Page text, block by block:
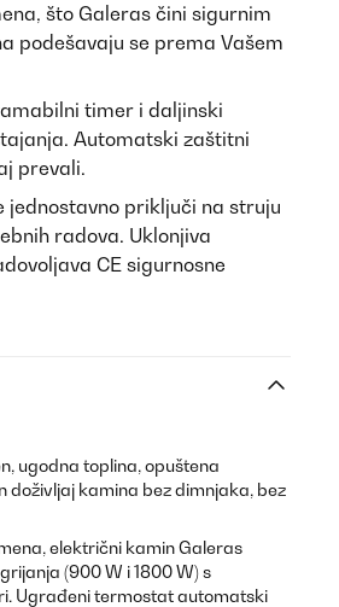
što Galeras čini sigurnim
podešavaju se prema Vašem
timer i daljinski
Automatski zaštitni
prevali.
jednostavno priključi na struju
radova. Uklonjiva
CE sigurnosne
ugodna toplina, opuštena
doživljaj kamina bez dimnjaka, bez
električni kamin Galeras
(900 W i 1800 W) s
Ugrađeni termostat automatski